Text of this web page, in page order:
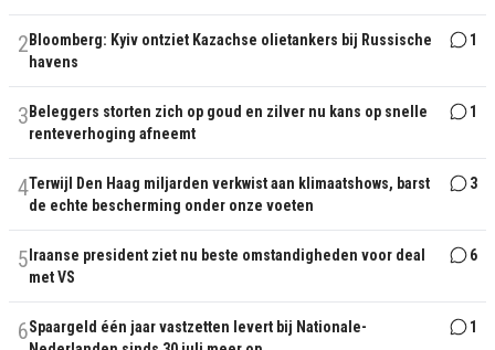
2 Bloomberg: Kyiv ontziet Kazachse olietankers bij Russische
havens
1
3 Beleggers storten zich op goud en zilver nu kans op snelle
renteverhoging afneemt
1
4Terwijl Den Haag miljarden verkwist aan klimaatshows, barst
de echte bescherming onder onze voeten
3
5 Iraanse president ziet nu beste omstandigheden voor deal
met VS
6
6Spaargeld één jaar vastzetten levert bij Nationale-
1